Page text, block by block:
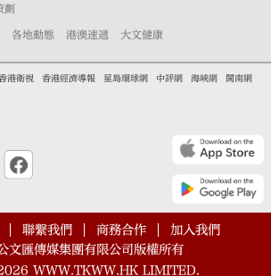
劃
各地動態 港澳速遞 大文健康
港衛視 香港經濟導報 星島環球網 中評網 海峽網
閩南網
聯繫我們 商務合作
加入我們
文匯傳媒集團有限公司版權所有
WWW.TKWW.HK LIMITED.